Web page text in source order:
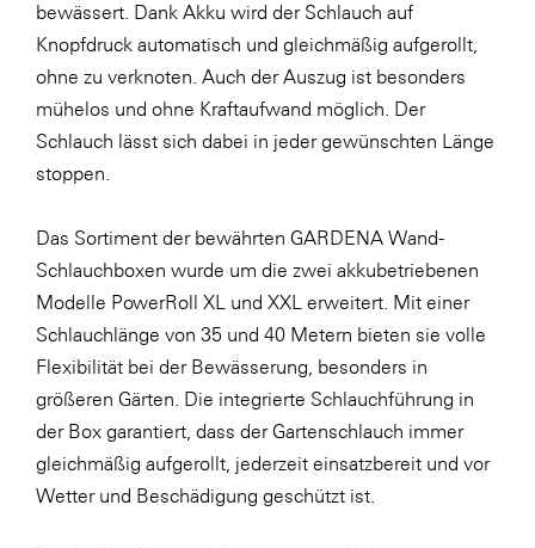
bewässert. Dank Akku wird der Schlauch auf
Knopfdruck automatisch und gleichmäßig aufgerollt,
ohne zu verknoten. Auch der Auszug ist besonders
mühelos und ohne Kraftaufwand möglich. Der
Schlauch lässt sich dabei in jeder gewünschten Länge
stoppen.
Das Sortiment der bewährten GARDENA Wand-
Schlauchboxen wurde um die zwei akkubetriebenen
Modelle PowerRoll XL und XXL erweitert. Mit einer
Schlauchlänge von 35 und 40 Metern bieten sie volle
Flexibilität bei der Bewässerung, besonders in
größeren Gärten. Die integrierte Schlauchführung in
der Box garantiert, dass der Gartenschlauch immer
gleichmäßig aufgerollt, jederzeit einsatzbereit und vor
Wetter und Beschädigung geschützt ist.